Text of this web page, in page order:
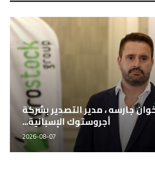
جارسه ، مدير التصدير بشركة
أجروستوك الإسبانية...
2026-08-07